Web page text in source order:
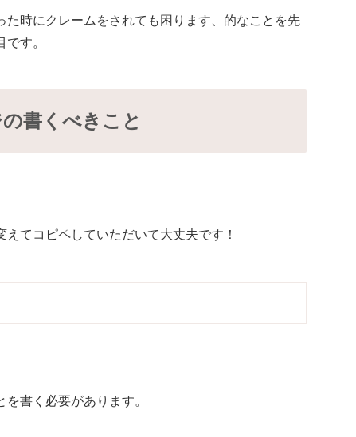
時にクレームをされても困ります、的なことを先
す。
書くべきこと
てコピペしていただいて大丈夫です！
書く必要があります。